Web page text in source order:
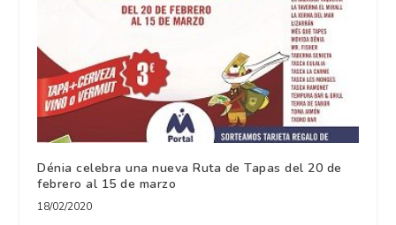
Dénia celebra una nueva Ruta de Tapas del 20 de
febrero al 15 de marzo
18/02/2020